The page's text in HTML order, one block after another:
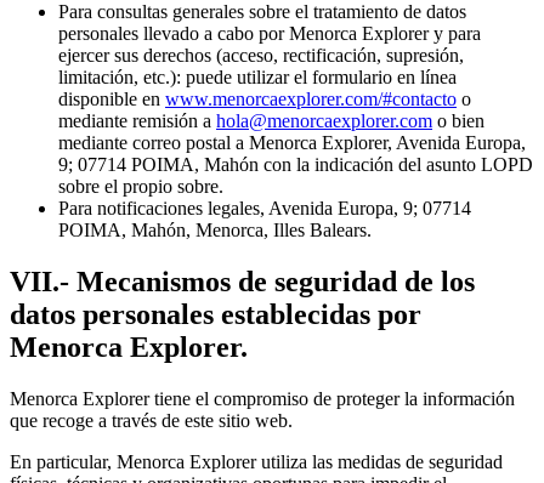
Para consultas generales sobre el tratamiento de datos
personales llevado a cabo por Menorca Explorer y para
ejercer sus derechos (acceso, rectificación, supresión,
limitación, etc.): puede utilizar el formulario en línea
disponible en www.menorcaexplorer.com/#contacto o
mediante remisión a hola@menorcaexplorer.com o bien
mediante correo postal a Menorca Explorer, Avenida Europa,
9; 07714 POIMA, Mahón con la indicación del asunto LOPD
sobre el propio sobre.
Para notificaciones legales, Avenida Europa, 9; 07714
POIMA, Mahón, Menorca, Illes Balears.
VII.- Mecanismos de seguridad de los
datos personales establecidas por
Menorca Explorer.
Menorca Explorer tiene el compromiso de proteger la información
que recoge a través de este sitio web.
En particular, Menorca Explorer utiliza las medidas de seguridad